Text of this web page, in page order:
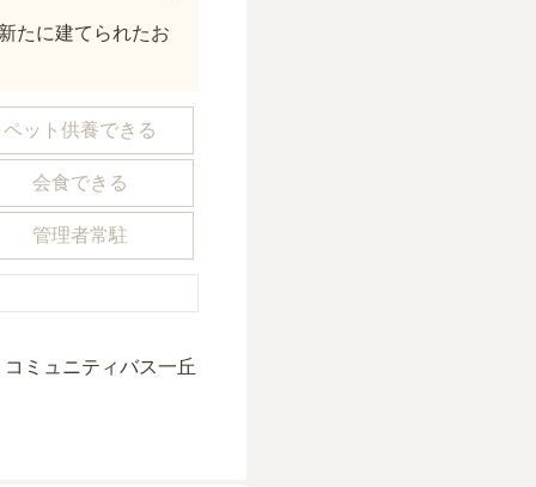
たに建てられたお
ペット供養できる
会食できる
管理者常駐
ミュニティバス一丘